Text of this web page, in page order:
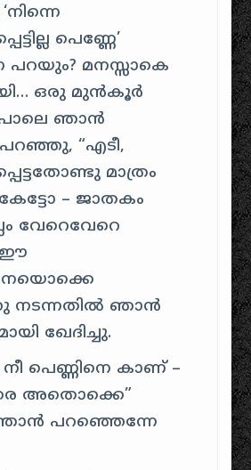
പെണ്ണേ’
പറയും? മനസ്സാകെ
ഒരു മുന്‍‌കൂര്‍
പോലെ ഞാന്‍
“എടീ,
മാത്രം
കേട്ടോ – ജാതകം
വേറെവേറെ
ഈ
നടന്നതിൽ ഞാൻ
ഖേദിച്ചു.
പെണ്ണിനെ കാണ്‌ –
അതൊക്കെ”
ഞാന്‍ പറഞ്ഞെന്നേ